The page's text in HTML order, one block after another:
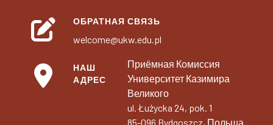
ОБРАТНАЯ СВЯЗЬ
welcome@ukw.edu.pl
НАШ
АДРЕС
Приёмная Комиссия
Университет Казимира
Великого
ul. Łużycka 24, pok. 1
85-096 Bydgoszcz, Польша